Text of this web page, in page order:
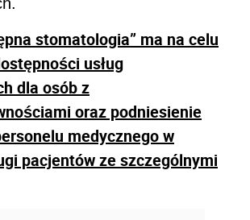
stomatologia” ma na celu
usług
dla osób z
oraz podniesienie
medycznego w
pacjentów ze szczególnymi